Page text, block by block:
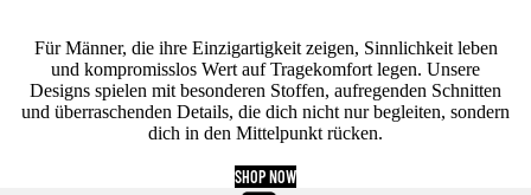
Für Männer, die ihre Einzigartigkeit zeigen, Sinnlichkeit leben
und kompromisslos Wert auf Tragekomfort legen. Unsere
Designs spielen mit besonderen Stoffen, aufregenden Schnitten
und überraschenden Details, die dich nicht nur begleiten, sondern
dich in den Mittelpunkt rücken.
SHOP NOW